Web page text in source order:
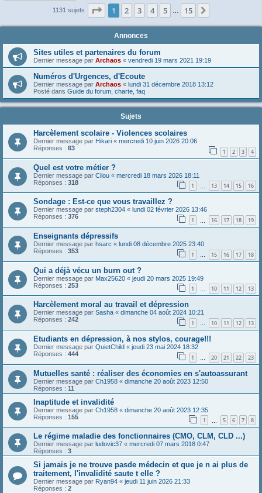
1131 sujets Page 1sur15
1 2 3 4 5 15
Annonces
Sites utiles et partenaires du forum
Dernier message par Archaos « vendredi 19 mars 2021 19:19
Numéros d'Urgences, d'Ecoute
Dernier message par Archaos « lundi 31 décembre 2018 13:12
Posté dans Guide du forum, charte, faq
Sujets
Harcèlement scolaire - Violences scolaires
Dernier message par Hikari « mercredi 10 juin 2026 20:06
Réponses : 63 1 2 3 4
Quel est votre métier ?
Dernier message par Cilou « mercredi 18 mars 2026 18:11
Réponses : 318 1 13 14 15 16
Sondage : Est-ce que vous travaillez ?
Dernier message par steph2304 « lundi 02 février 2026 13:46
Réponses : 376 1 16 17 18 19
Enseignants dépressifs
Dernier message par hsarc « lundi 08 décembre 2025 23:40
Réponses : 353 1 … 15 16 17 18
Qui a déjà vécu un burn out ?
Dernier message par Max25620 « jeudi 20 mars 2025 19:49
Réponses : 253 1 10 11 12 13
Harcèlement moral au travail et dépression
Dernier message par Sasha « dimanche 04 août 2024 10:21
Réponses : 242 1 … 10 11 12 13
Etudiants en dépression, à nos stylos, courage!!!
Dernier message par QuietChild « jeudi 23 mai 2024 18:32
Réponses : 444 1 … 20 21 22 23
Mutuelles santé : réaliser des économies en s'autoassurant
Dernier message par Ch1958 « dimanche 20 août 2023 12:50
Réponses : 11
Inaptitude et invalidité
Dernier message par Ch1958 « dimanche 20 août 2023 12:35
Réponses : 155 1 5 6 7 8
Le régime maladie des fonctionnaires (CMO, CLM, CLD ...)
Dernier message par ludovic37 « mercredi 07 mars 2018 0:47
Réponses : 3
Si jamais je ne trouve pasde médecin et que je n ai plus de
traitement, l'invalidité saute t elle ?
Dernier message par Ryan94 « jeudi 11 juin 2026 21:33
Réponses : 2